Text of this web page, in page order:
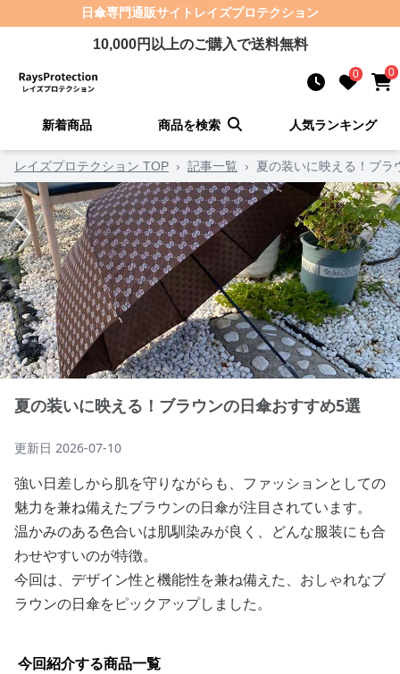
日傘専門通販サイト レイズプロテクション
10,000円以上のご購入で送料無料
0 0
新着商品 商品を検索 人気ランキング
レイズプロテクション TOP › 記事一覧 › 夏の装いに映える！ブラ
夏の装いに映える！ブラウンの日傘おすすめ5選
更新日 2026-07-10
強い日差しから肌を守りながらも、ファッションとしての
魅力を兼ね備えたブラウンの日傘が注目されています。
温かみのある色合いは肌馴染みが良く、どんな服装にも合
わせやすいのが特徴。
今回は、デザイン性と機能性を兼ね備えた、おしゃれなブ
ラウンの日傘をピックアップしました。
今回紹介する商品一覧